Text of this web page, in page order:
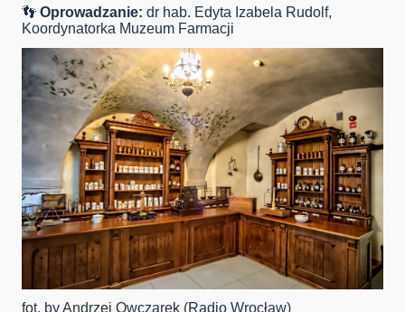
👣 Oprowadzanie: dr hab. Edyta Izabela Rudolf,
Koordynatorka Muzeum Farmacji
fot. by Andrzej Owczarek (Radio Wrocław)